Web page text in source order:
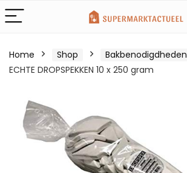
Home Shop Bakbenodigdheden
ECHTE DROPSPEKKEN 10 x 250 gram